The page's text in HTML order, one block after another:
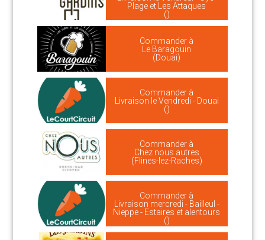
Plage et Les Attaques
()
Commander à
Le Baragouin
(Douai)
Commander à
Livraison le Vendredi - Douai
()
Commander à
Chez nous autres
(Flines-lez-Raches)
Commander à
Livraison mercredi - Bailleul -
Nieppe - Estaires et alentours
()